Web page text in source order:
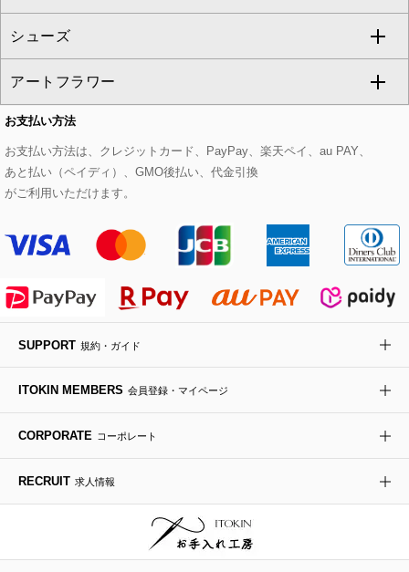
GIANNI LO GIUDICE
CHRISTIAN AUJARD
CHRISTIAN AUJARD Lサイズ
eur3
Maison de CINQ
MK MICHEL KLEIN BAG
HIROKO KOSHINO
re:edition project 165
タンクトップ・キャミソール
スウェット・ジャージー
その他のトップス
その他のパンツ
その他のスカート
セットアップジャケット
セットアップパンツ
セットアップスカート
セットアップワンピース
ダッフルコート
チェスターコート
モッズコート
ステンカラーコート
ライダースジャケット
デニムジャケット
ダウンジャケット・コート
その他のコート・ブルゾン
ストール・マフラー・スヌード
ベルト・サスペンダー
帽子
ヘアアクセサリー
ハンカチ・バンダナ
手袋
チャーム・ストラップ
傘・日傘
ネックレス
ピアス・イヤリング
ブレスレット・バングル
ブローチ・コサージュ
すべてのバッグ
トートバッグ
ショルダーバッグ
ボストンバッグ
バックパック・リュック
ボディバッグ・メッセンジャーバッグ
トラベルバッグ
ビジネスバッグ
その他のバッグ
シューズ
すべてのシューズ
パンプス
スニーカー
フラットシューズ
ローファー
ドレスシューズ
サンダル・ミュール
その他のシューズ
アートフラワー
すべてのアートフラワー
ローズ
カサブランカ・カラー
ラナンキュラス
ポプリアレンジ＆フレグランス
その他のアートフラワー
お支払い方法
お支払い方法は、クレジットカード、PayPay、楽天ペイ、au PAY、
あと払い（ペイディ）、GMO後払い、代金引換
がご利用いただけます。
SUPPORT 規約・ガイド
ITOKIN MEMBERS 会員登録・マイページ
CORPORATE コーポレート
RECRUIT 求人情報